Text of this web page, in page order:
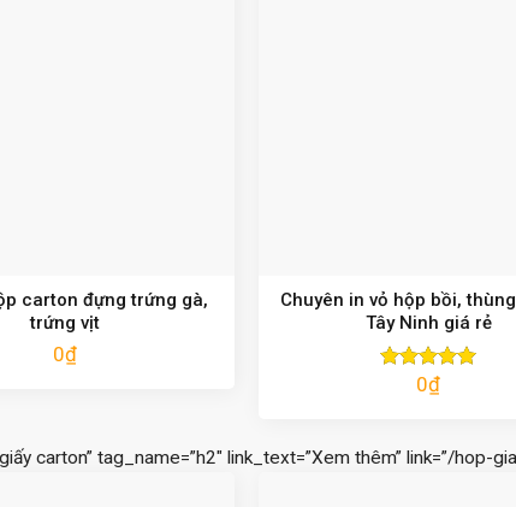
carton đựng trứng gà,
trứng vịt
0₫
Chuyên in vỏ hộp bồi,
Tây Ninh giá rẻ
Được xếp
0₫
carton” tag_name=”h2″ link_text=”Xem thêm” link=”/hop-